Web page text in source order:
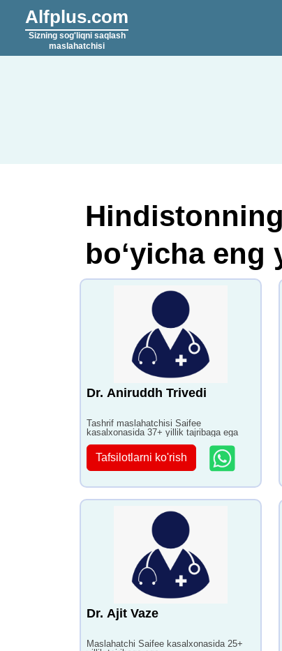
Alfplus.com
Sizning sog'liqni saqlash
maslahatchisi
boʻyicha
Dr. Aniruddh Trivedi
Tashrif maslahatchisi Saifee
kasalxonasida 37+ yillik tajribaga ega
Tafsilotlarni ko'rish
Dr. Ajit Vaze
Maslahatchi Saifee kasalxonasida 25+